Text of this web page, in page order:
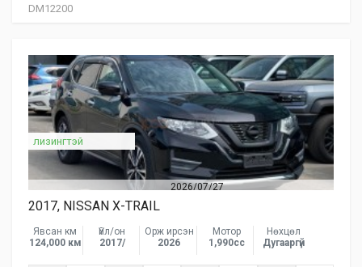
DM12200
2026/07/27
лизингтэй
2017, NISSAN X-TRAIL
Явсан км
124,000 км
Үйл/он
2017/
Орж ирсэн
2026
Мотор
1,990сс
Нөхцөл
Дугааргүй